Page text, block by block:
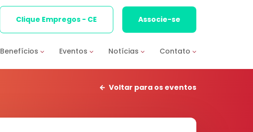
Benefícios Eventos Notícias Contato
Clique Empregos - CE Associe-se
Voltar para os eventos